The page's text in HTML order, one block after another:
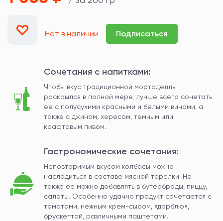
Нет в наличии Подписаться
Сочетания с напитками:
Чтобы вкус традиционной мортаделлы
раскрылся в полной мере, лучше всего сочетать
ее с полусухими красными и белыми винами, а
также с джином, хересом, темным или
крафтовым пивом.
Гастрономические сочетания:
Неповторимым вкусом колбасы можно
насладиться в составе мясной тарелки. Но
также ее можно добавлять в бутерброды, пиццу,
салаты. Особенно удачно продукт сочетается с
томатами, нежным крем-сыром, «дорблю»,
брускеттой, различными паштетами.